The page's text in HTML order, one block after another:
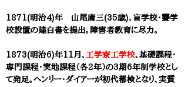
1871(明治4)年 山尾庸三(35歳)、盲学校・聾学
校設置の建白書を提出。障害者教育に尽力。
1873(明治6)年11月、 工学寮工学校、基礎課程・
専門課程・実地課程（各2年）の3期6年制学校とし
て発足。ヘンリー・ダイアーが初代都検となり、実質